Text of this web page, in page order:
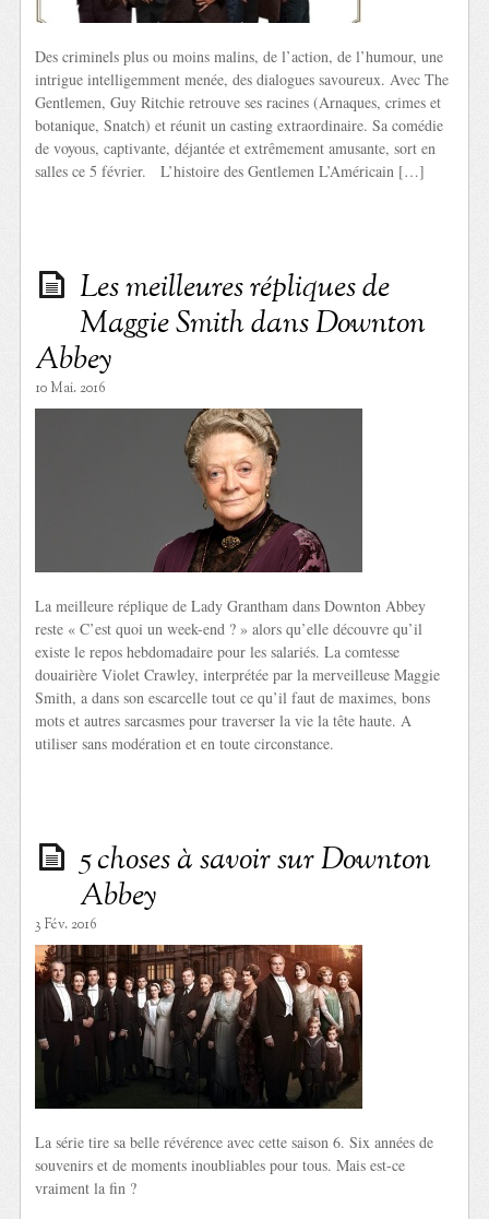
Des criminels plus ou moins malins, de l’action, de l’humour, une
intrigue intelligemment menée, des dialogues savoureux. Avec The
Gentlemen, Guy Ritchie retrouve ses racines (Arnaques, crimes et
botanique, Snatch) et réunit un casting extraordinaire. Sa comédie
de voyous, captivante, déjantée et extrêmement amusante, sort en
salles ce 5 février. L’histoire des Gentlemen L’Américain […]
Les meilleures répliques de
Maggie Smith dans Downton
Abbey
10 Mai. 2016
La meilleure réplique de Lady Grantham dans Downton Abbey
reste « C’est quoi un week-end ? » alors qu’elle découvre qu’il
existe le repos hebdomadaire pour les salariés. La comtesse
douairière Violet Crawley, interprétée par la merveilleuse Maggie
Smith, a dans son escarcelle tout ce qu’il faut de maximes, bons
mots et autres sarcasmes pour traverser la vie la tête haute. A
utiliser sans modération et en toute circonstance.
5 choses à savoir sur Downton
Abbey
3 Fév. 2016
La série tire sa belle révérence avec cette saison 6. Six années de
souvenirs et de moments inoubliables pour tous. Mais est-ce
vraiment la fin ?